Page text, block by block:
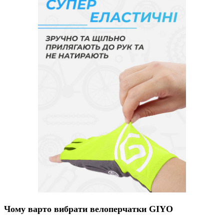
Чому варто вибрати велоперчатки GIYO